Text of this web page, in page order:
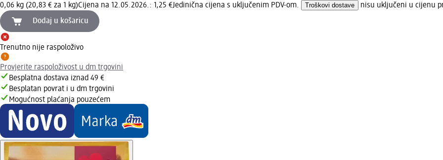
0,06 kg (20,83 € za 1 kg)Cijena na 12.05.2026.: 1,25 €Jedinična cijena s uključenim PDV-om. Troškovi dostave
nisu uključeni u cijenu
Dodaj u košaricu
Trenutno nije raspoloživo
Provjerite raspoloživost u dm trgovini
Besplatna dostava iznad 49 €
Besplatan povrat i u dm trgovini
Mogućnost plaćanja pouzećem